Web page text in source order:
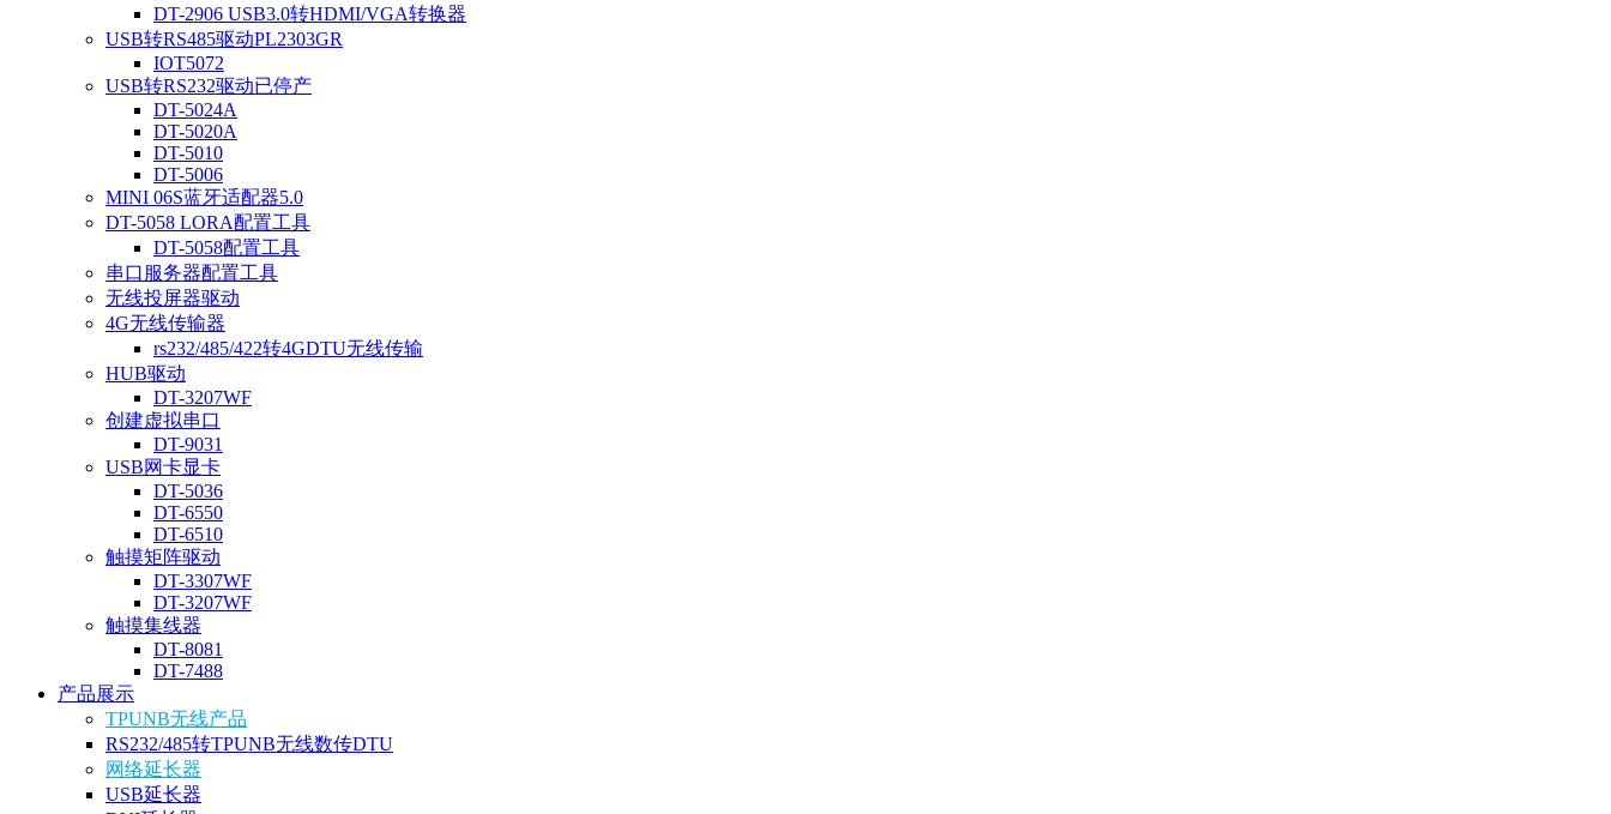
DT-2906 USB3.0转HDMI/VGA转换器
USB转RS485驱动PL2303GR
IOT5072
USB转RS232驱动已停产
DT-5024A
DT-5020A
DT-5010
DT-5006
MINI 06S蓝牙适配器5.0
DT-5058 LORA配置工具
DT-5058配置工具
串口服务器配置工具
无线投屏器驱动
4G无线传输器
rs232/485/422转4GDTU无线传输
HUB驱动
DT-3207WF
创建虚拟串口
DT-9031
USB网卡显卡
DT-5036
DT-6550
DT-6510
触摸矩阵驱动
DT-3307WF
DT-3207WF
触摸集线器
DT-8081
DT-7488
产品展示
TPUNB无线产品
RS232/485转TPUNB无线数传DTU
网络延长器
USB延长器